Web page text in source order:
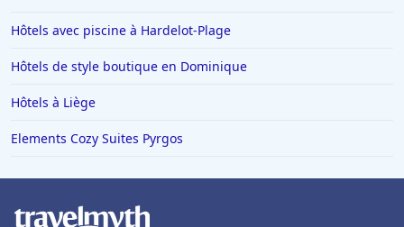
Hôtels avec piscine à Hardelot-Plage
Hôtels de style boutique en Dominique
Hôtels à Liège
Elements Cozy Suites Pyrgos